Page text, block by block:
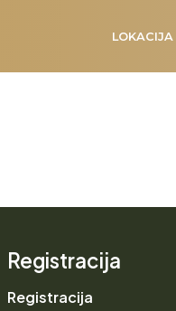
LOKACIJA
Registracija
Registracija